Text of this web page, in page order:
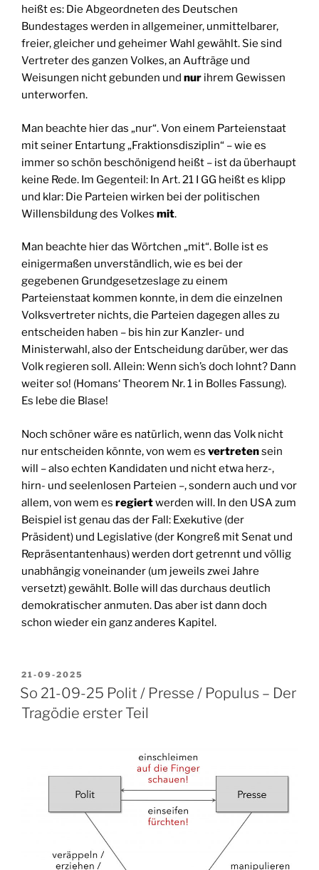
heißt es: Die Abgeordneten des Deutschen
Bundestages werden in allgemeiner, unmittelbarer,
freier, gleicher und geheimer Wahl gewählt. Sie sind
Vertreter des ganzen Volkes, an Aufträge und
Weisungen nicht gebunden und nur ihrem Gewissen
unterworfen.
Man beachte hier das „nur“. Von einem Parteienstaat
mit seiner Entartung „Fraktionsdisziplin“ – wie es
immer so schön beschönigend heißt – ist da überhaupt
keine Rede. Im Gegenteil: In Art. 21 I GG heißt es klipp
und klar: Die Parteien wirken bei der politischen
Willensbildung des Volkes mit.
Man beachte hier das Wörtchen „mit“. Bolle ist es
einigermaßen unverständlich, wie es bei der
gegebenen Grundgesetzeslage zu einem
Parteienstaat kommen konnte, in dem die einzelnen
Volksvertreter nichts, die Parteien dagegen alles zu
entscheiden haben – bis hin zur Kanzler- und
Ministerwahl, also der Entscheidung darüber, wer das
Volk regieren soll. Allein: Wenn sich’s doch lohnt? Dann
weiter so! (Homans‘ Theorem Nr. 1 in Bolles Fassung).
Es lebe die Blase!
Noch schöner wäre es natürlich, wenn das Volk nicht
nur entscheiden könnte, von wem es vertretensein
will – also echten Kandidaten und nicht etwa herz-,
hirn- und seelenlosen Parteien –, sondern auch und vor
allem, von wem es regiertwerden will. In den USA zum
Beispiel ist genau das der Fall: Exekutive (der
Präsident) und Legislative (der Kongreß mit Senat und
Repräsentantenhaus) werden dort getrennt und völlig
unabhängig voneinander (um jeweils zwei Jahre
versetzt) gewählt. Bolle will das durchaus deutlich
demokratischer anmuten. Das aber ist dann doch
schon wieder ein ganz anderes Kapitel.
VERÖFFENTLICHT
AM
21-09-2025
So 21-09-25 Polit / Presse / Populus – Der
Tragödie erster Teil